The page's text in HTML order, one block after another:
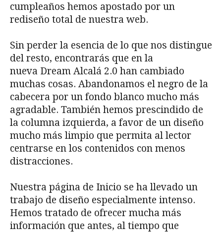
cumpleaños hemos apostado por un
rediseño total de nuestra web.
Sin perder la esencia de lo que nos distingue
del resto, encontrarás que en la
nueva Dream Alcalá 2.0 han cambiado
muchas cosas. Abandonamos el negro de la
cabecera por un fondo blanco mucho más
agradable. También hemos prescindido de
la columna izquierda, a favor de un diseño
mucho más limpio que permita al lector
centrarse en los contenidos con menos
distracciones.
Nuestra página de Inicio se ha llevado un
trabajo de diseño especialmente intenso.
Hemos tratado de ofrecer mucha más
información que antes, al tiempo que